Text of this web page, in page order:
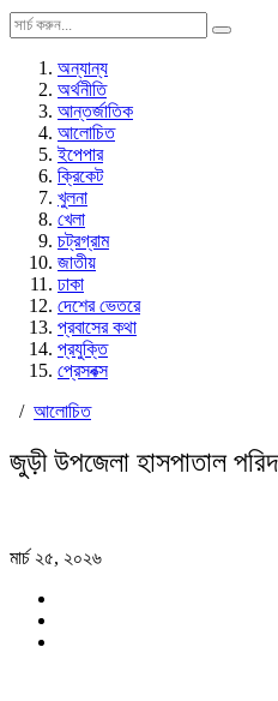
অন্যান্য
অর্থনীতি
আন্তর্জাতিক
আলোচিত
ইপেপার
ক্রিকেট
খুলনা
খেলা
চট্রগ্রাম
জাতীয়
ঢাকা
দেশের ভেতরে
প্রবাসের কথা
প্রযুক্তি
প্রেসবক্স
/ আলোচিত
জুড়ী উপজেলা হাসপাতাল
মার্চ ২৫, ২০২৬